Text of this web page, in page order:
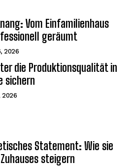
Vom Einfamilienhaus
geräumt
2026
die Produktionsqualität in
sichern
2026
Statement: Wie sie
steigern